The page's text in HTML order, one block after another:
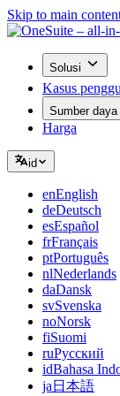
Skip to main
Solusi
Kasus
Sumber daya
Harga
id
enEnglish
deDeutsch
esEspañol
frFrançais
ptPortuguês
nlNederlands
daDansk
svSvenska
noNorsk
fiSuomi
ruРусский
idBahasa
ja 日本語